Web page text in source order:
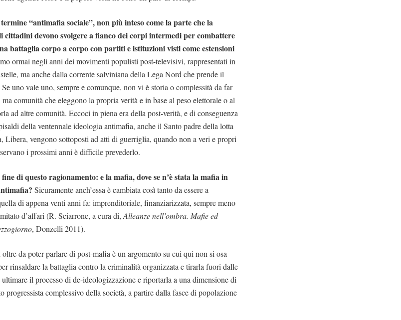
“antimafia sociale”, non più inteso come la parte che la
cittadini devono svolgere a fianco dei corpi intermedi per combattere
battaglia corpo a corpo con partiti e istituzioni visti come estensioni
ormai negli anni dei movimenti populisti post-televisivi, rappresentati in
ma anche dalla corrente salviniana della Lega Nord che prende il
uno vale uno, sempre e comunque, non vi è storia o complessità da far
comunità che eleggono la propria verità e in base al peso elettorale o al
ad altre comunità. Eccoci in piena era della post-verità, e di conseguenza
della ventennale ideologia antimafia, anche il Santo padre della lotta
Libera, vengono sottoposti ad atti di guerriglia, quando non a veri e propri
i prossimi anni è difficile prevederlo.
di questo ragionamento: e la mafia, dove se n’è stata la mafia in
Sicuramente anch’essa è cambiata così tanto da essere a
di appena venti anni fa: imprenditoriale, finanziarizzata, sempre meno
d’affari (R. Sciarrone, a cura di,Alleanze nell’ombra. Mafie ed
, Donzelli 2011).
da poter parlare di post-mafia è un argomento su cui qui non si osa
rinsaldare la battaglia contro la criminalità organizzata e tirarla fuori dalle
il processo di de-ideologizzazione e riportarla a una dimensione di
progressista complessivo della società, a partire dalla fasce di popolazione